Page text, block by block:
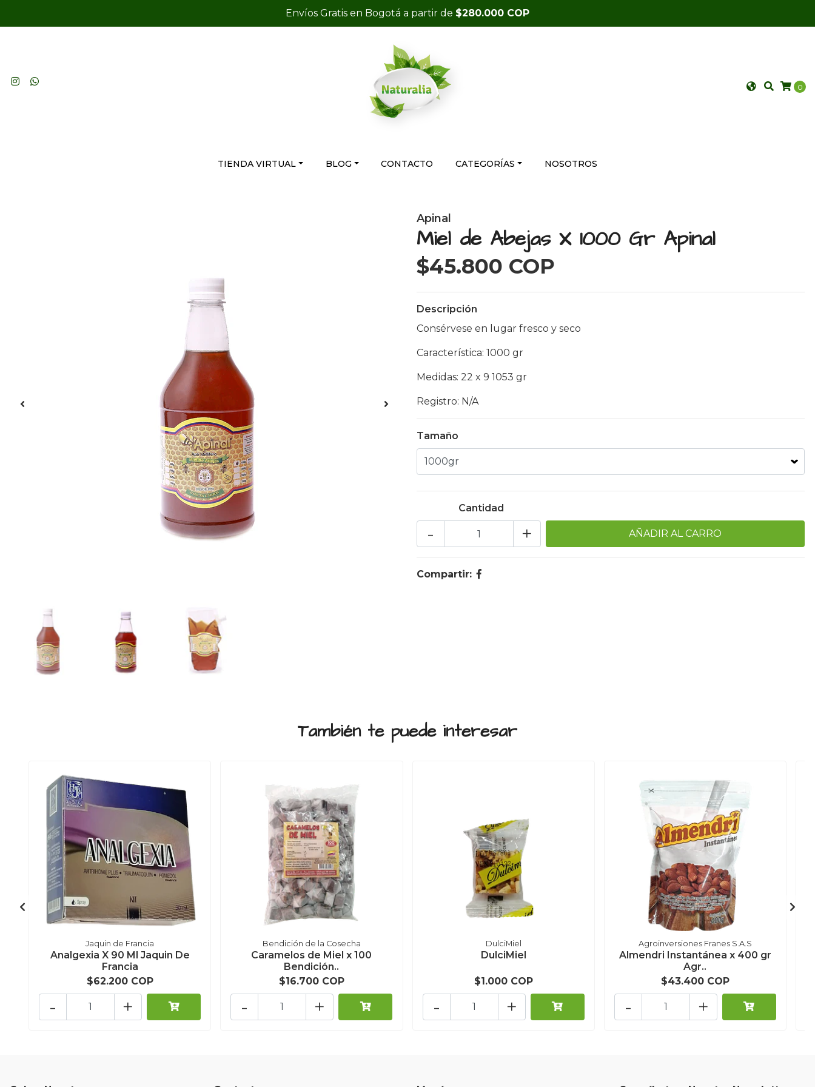
Envíos Gratis en Bogotá a partir de $280.000 COP
0
TIENDA VIRTUAL BLOG CONTACTO CATEGORÍAS NOSOTROS
Apinal
Miel de Abejas X 1000 Gr Apinal
$45.800 COP
Descripción
Consérvese en lugar fresco y seco
Característica: 1000 gr
Medidas: 22 x 9 1053 gr
Registro: N/A
Tamaño
Cantidad
+
-
Compartir:
También te puede interesar
Jaquin de Francia
Analgexia X 90 Ml Jaquin De
Francia
$62.200 COP
+
-
Bendición de la Cosecha
Caramelos de Miel x 100
Bendición..
$16.700 COP
+
-
DulciMiel
DulciMiel
$1.000 COP
+
-
Agroinversiones Franes S.A.S
Almendri Instantánea x 400 gr
Agr..
$43.400 COP
+
-